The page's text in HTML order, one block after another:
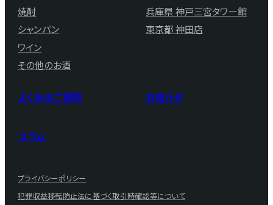
焼酎
シャンパン
ワイン
その他のお酒
兵庫県 神戸三宮タワー館
東京都 神田店
よくあるご質問 お知らせ
コラム
プライバシーポリシー
犯罪収益移転防止法に基づく取引時確認等について